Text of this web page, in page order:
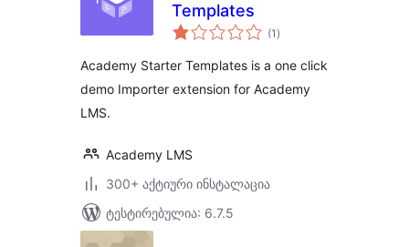
Templates
(1 საერთო
რეიტინგი
)
Academy Starter Templates is a one click
demo Importer extension for Academy
LMS.
Academy LMS
300+ აქტიური ინსტალაცია
ტესტირებულია: 6.7.5